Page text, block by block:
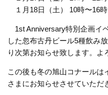
１月18日（土） 10時〜16時
1st Anniversary特別企画イ
した忽布古丹ビール5種飲み
り次第お知らせ致します。
この後も冬の旭山コナールは
さまにお知らせさせていた